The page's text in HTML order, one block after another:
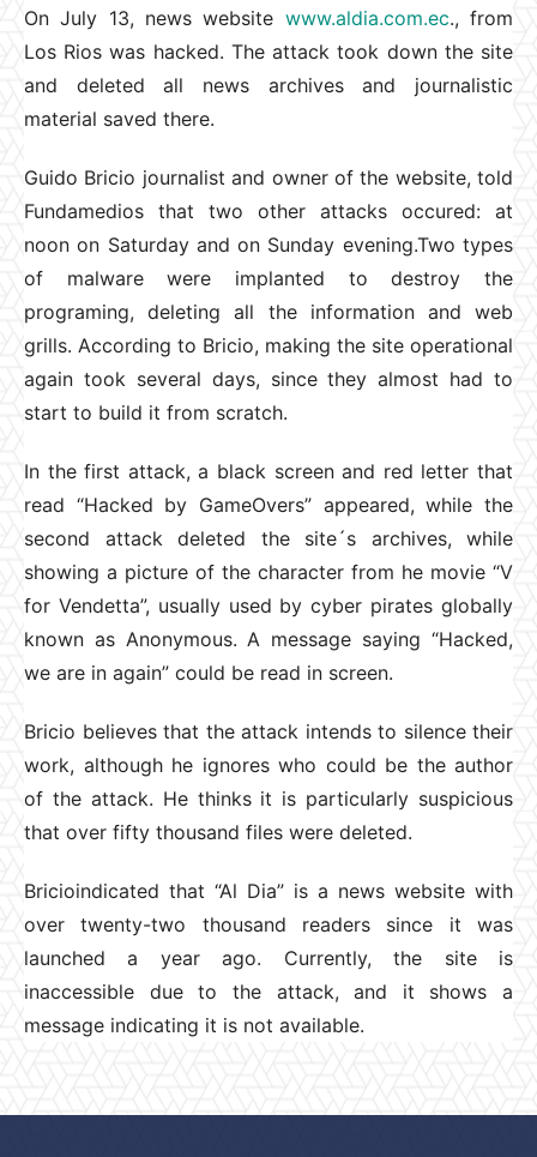
On July 13, news website www.aldia.com.ec., from
Los Rios was hacked. The attack took down the site
and deleted all news archives and journalistic
material saved there.
Guido Bricio journalist and owner of the website, told
Fundamedios that two other attacks occured: at
noon on Saturday and on Sunday evening.Two types
of malware were implanted to destroy the
programing, deleting all the information and web
grills. According to Bricio, making the site operational
again took several days, since they almost had to
start to build it from scratch.
In the first attack, a black screen and red letter that
read “Hacked by GameOvers” appeared, while the
second attack deleted the site´s archives, while
showing a picture of the character from he movie “V
for Vendetta”, usually used by cyber pirates globally
known as Anonymous. A message saying “Hacked,
we are in again” could be read in screen.
Bricio believes that the attack intends to silence their
work, although he ignores who could be the author
of the attack. He thinks it is particularly suspicious
that over fifty thousand files were deleted.
Bricioindicated that “Al Dia” is a news website with
over twenty-two thousand readers since it was
launched a year ago. Currently, the site is
inaccessible due to the attack, and it shows a
message indicating it is not available.